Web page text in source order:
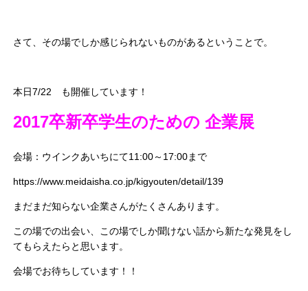
さて、その場でしか感じられないものがあるということで。
本日7/22 も開催しています！
2017卒新卒学生のための 企業展
会場：ウインクあいちにて11:00～17:00まで
https://www.meidaisha.co.jp/kigyouten/detail/139
まだまだ知らない企業さんがたくさんあります。
この場での出会い、この場でしか聞けない話から新たな発見をし
てもらえたらと思います。
会場でお待ちしています！！